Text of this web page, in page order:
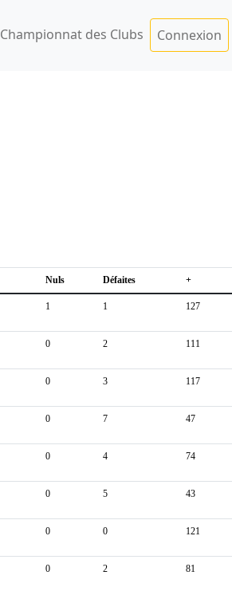
Championnat des Clubs Connexion
Nuls Défaites +
1 1 127
0 2 111
0 3 117
0 7 47
0 4 74
0 5 43
0 0 121
0 2 81